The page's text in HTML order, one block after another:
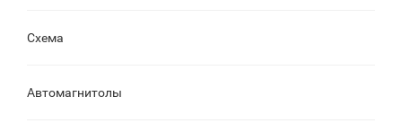
Схема
Автомагнитолы